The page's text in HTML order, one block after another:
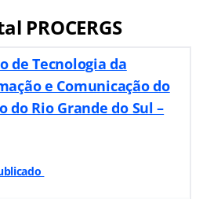
PROCERGS
de Tecnologia da
e Comunicação do
do Rio Grande do Sul –